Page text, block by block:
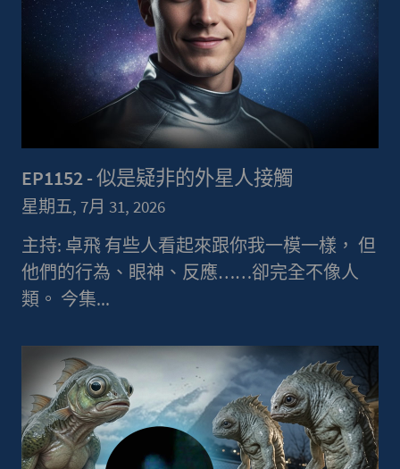
EP1152 - 似是疑非的外星人接觸
星期五, 7月 31, 2026
主持: 卓飛 有些人看起來跟你我一模一樣， 但
他們的行為、眼神、反應……卻完全不像人
類。 今集...